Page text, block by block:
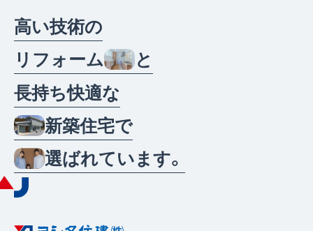
高い技術の
リ フ ォ ーム
と
長持ち快適な
新築住宅で
選ばれてい ま す。